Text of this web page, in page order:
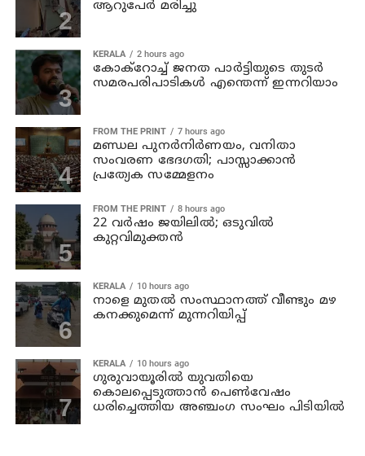
ആറുപേര്‍ മരിച്ചു
KERALA 2 hours ago
കോക്റോച്ച് ജനത പാര്‍ട്ടിയുടെ തുടര്‍
സമരപരിപാടികള്‍ എന്തെന്ന് ഇന്നറിയാം
FROM THE PRINT 7 hours ago
മണ്ഡല പുനർനിർണയം, വനിതാ
സംവരണ ഭേദഗതി; പാസ്സാക്കാൻ
പ്രത്യേക സമ്മേളനം
FROM THE PRINT 8 hours ago
22 വർഷം ജയിലിൽ; ഒടുവിൽ
കുറ്റവിമുക്തൻ
KERALA 10 hours ago
നാളെ മുതല്‍ സംസ്ഥാനത്ത് വീണ്ടും മഴ
കനക്കുമെന്ന് മുന്നറിയിപ്പ്
KERALA 10 hours ago
ഗുരുവായൂരില്‍ യുവതിയെ
കൊലപ്പെടുത്താന്‍ പെണ്‍വേഷം
ധരിച്ചെത്തിയ അഞ്ചംഗ സംഘം പിടിയില്‍